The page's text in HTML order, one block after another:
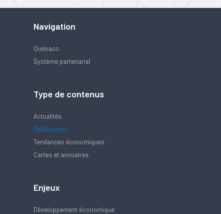
Navigation
Quésaco
Système partenarial
Type de contenus
Actualités
Publications
Tendances économiques
Cartes et annuaires
Enjeux
Développement économique